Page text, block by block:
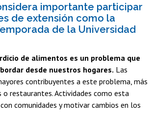
importante participar
de extensión como la
de la Universidad
de alimentos es un problema que
desde nuestros hogares. Las
contribuyentes a este problema, más
o restaurantes. Actividades como esta
comunidades y motivar cambios en los